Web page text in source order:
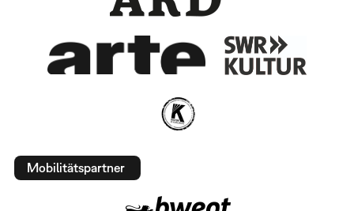
Mobilitätspartner